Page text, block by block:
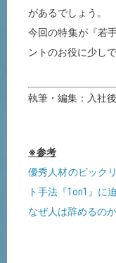
があるでしょう。
今回の特集が『若
ントのお役に少し
執筆・編集：入社
※参考
優秀人材のビック
ト手法『1on1』に
なぜ人は辞めるの